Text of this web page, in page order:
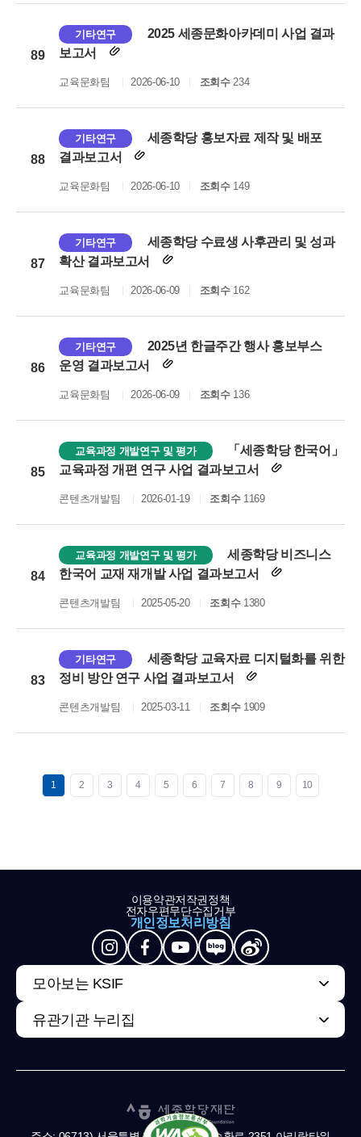
89
기타연구
2025 세종문화아카데미 사업 결과
보고서
교육문화팀 2026-06-10 조회수234
88
기타연구
세종학당 홍보자료 제작 및 배포
결과보고서
교육문화팀 2026-06-10 조회수149
87
기타연구
세종학당 수료생 사후관리 및 성과
확산 결과보고서
교육문화팀 2026-06-09 조회수162
86
기타연구
2025년 한글주간 행사 홍보부스
운영 결과보고서
교육문화팀 2026-06-09 조회수136
85
교육과정 개발연구 및 평가
「세종학당 한국어」
교육과정 개편 연구 사업 결과보고서
콘텐츠개발팀 2026-01-19 조회수1169
84
교육과정 개발연구 및 평가
세종학당 비즈니스
한국어 교재 재개발 사업 결과보고서
콘텐츠개발팀 2025-05-20 조회수1380
83
기타연구
세종학당 교육자료 디지털화를 위한
정비 방안 연구 사업 결과보고서
콘텐츠개발팀 2025-03-11 조회수1909
1 2 3 4 5 6 7 8 9 10
이용약관저작권정책
전자우편무단수집거부
개인정보처리방침
모아보는 KSIF
유관기관 누리집